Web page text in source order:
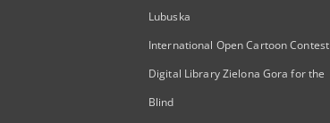
Lubuska
International Open Cartoon Contest
Digital Library Zielona Gora for the
Blind